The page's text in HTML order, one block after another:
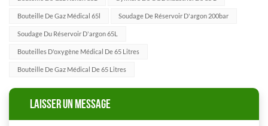
Bouteille De Gaz Médical 65l Soudage De Réservoir D'argon 200bar
Soudage Du Réservoir D'argon 65L
Bouteilles D'oxygène Médical De 65 Litres
Bouteille De Gaz Médical De 65 Litres
LAISSER UN MESSAGE